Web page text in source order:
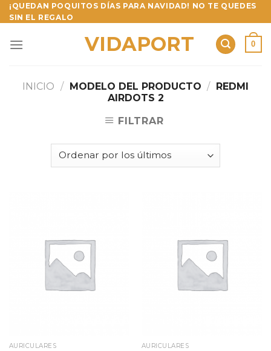
Skip
to
¡QUEDAN POQUITOS DÍAS PARA NAVIDAD! NO TE QUEDES
SIN EL REGALO
VIDAPORT 0
INICIO / MODELO DEL PRODUCTO / REDMI
AIRDOTS 2
FILTRAR
AURICULARES AURICULARES